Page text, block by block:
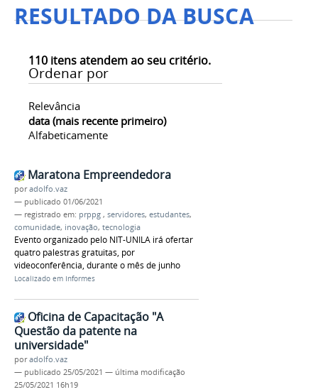
RESULTADO DA BUSCA
110 itens atendem ao seu critério.
Ordenar por
Relevância
data (mais recente primeiro)
Alfabeticamente
Maratona Empreendedora
poradolfo.vaz
— publicado 01/06/2021
— registrado em: prppg , servidores, estudantes,
comunidade, inovação, tecnologia
Evento organizado pelo NIT-UNILA irá ofertar
quatro palestras gratuitas, por
videoconferência, durante o mês de junho
Localizado em Informes
Oficina de Capacitação "A
Questão da patente na
universidade"
poradolfo.vaz
— publicado 25/05/2021 — última modificação
25/05/2021 16h19